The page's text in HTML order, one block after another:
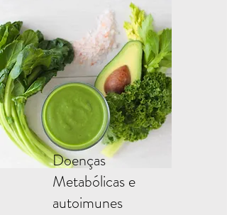
Doenças
Metabólicas e
autoimunes